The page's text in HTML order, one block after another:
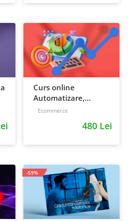
Curs online
Automatizare,
scalare si loializare:
strategia de business
Ecommerce
480 Lei
-59%